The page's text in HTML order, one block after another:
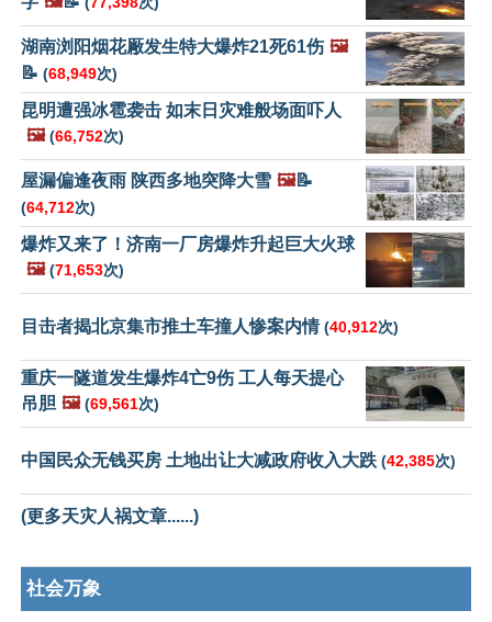
湖南浏阳烟花厰发生特大爆炸21死61伤 🖼️
📝 (68,949次)
昆明遭强冰雹袭击 如末日灾难般场面吓人
🖼️ (66,752次)
屋漏偏逢夜雨 陕西多地突降大雪 🖼️📝
(64,712次)
爆炸又来了！济南一厂房爆炸升起巨大火球
🖼️ (71,653次)
目击者揭北京集市推土车撞人惨案内情(40,912次)
重庆一隧道发生爆炸4亡9伤 工人每天提心
吊胆 🖼️ (69,561次)
中国民众无钱买房 土地出让大减政府收入大跌 (42,385次)
(更多天灾人祸文章......)
社会万象